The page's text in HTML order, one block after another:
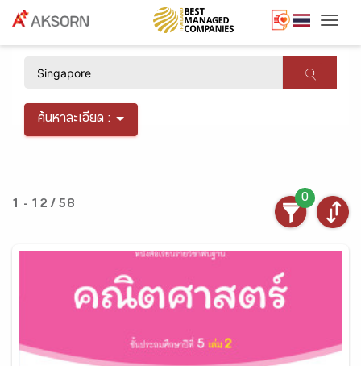
ค้นหาละเอียด :
1 - 12 / 58
0